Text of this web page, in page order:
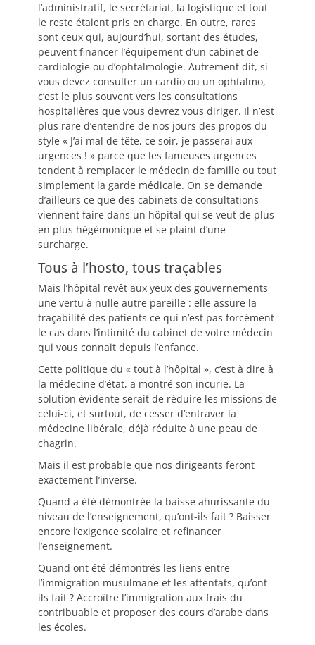
l’administratif, le secrétariat, la logistique et tout
le reste étaient pris en charge. En outre, rares
sont ceux qui, aujourd’hui, sortant des études,
peuvent financer l’équipement d’un cabinet de
cardiologie ou d’ophtalmologie. Autrement dit, si
vous devez consulter un cardio ou un ophtalmo,
c’est le plus souvent vers les consultations
hospitalières que vous devrez vous diriger. Il n’est
plus rare d’entendre de nos jours des propos du
style « J’ai mal de tête, ce soir, je passerai aux
urgences ! » parce que les fameuses urgences
tendent à remplacer le médecin de famille ou tout
simplement la garde médicale. On se demande
d’ailleurs ce que des cabinets de consultations
viennent faire dans un hôpital qui se veut de plus
en plus hégémonique et se plaint d’une
surcharge.
Tous à l’hosto, tous traçables
Mais l’hôpital revêt aux yeux des gouvernements
une vertu à nulle autre pareille : elle assure la
traçabilité des patients ce qui n’est pas forcément
le cas dans l’intimité du cabinet de votre médecin
qui vous connait depuis l’enfance.
Cette politique du « tout à l’hôpital », c’est à dire à
la médecine d’état, a montré son incurie. La
solution évidente serait de réduire les missions de
celui-ci, et surtout, de cesser d’entraver la
médecine libérale, déjà réduite à une peau de
chagrin.
Mais il est probable que nos dirigeants feront
exactement l’inverse.
Quand a été démontrée la baisse ahurissante du
niveau de l’enseignement, qu’ont-ils fait ? Baisser
encore l’exigence scolaire et refinancer
l’enseignement.
Quand ont été démontrés les liens entre
l’immigration musulmane et les attentats, qu’ont-
ils fait ? Accroître l’immigration aux frais du
contribuable et proposer des cours d’arabe dans
les écoles.